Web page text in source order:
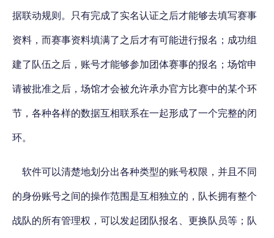
据联动规则。只有完成了实名认证之后才能够去填写赛事
资料，而赛事资料填满了之后才有可能进行报名；成功组
建了队伍之后，账号才能够参加团体赛事的报名；场馆申
请被批准之后，场馆才会被允许承办官方比赛中的某个环
节，各种各样的数据互相联系在一起形成了一个完整的闭
环。
软件可以清楚地划分出各种类型的账号权限，并且不同
的身份账号之间的操作范围是互相独立的，队长拥有整个
战队的所有管理权，可以发起团队报名、更换队员等；队